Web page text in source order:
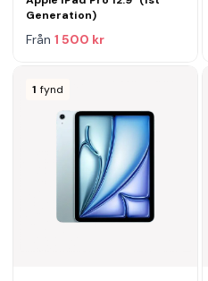
Generation)
Från 1 500 kr
1 fynd